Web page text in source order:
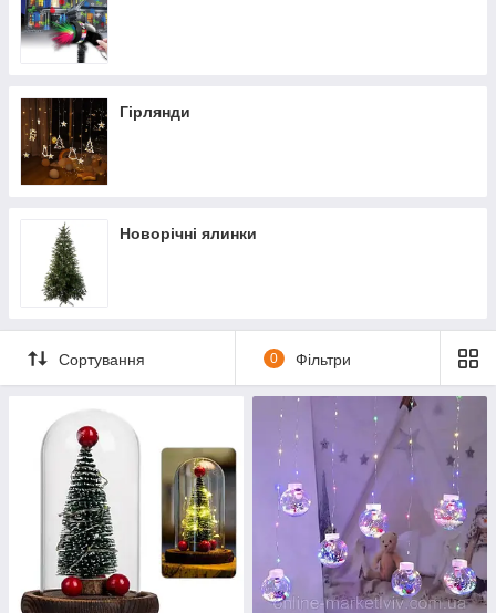
Гірлянди
Новорічні ялинки
Сортування 0 Фільтри